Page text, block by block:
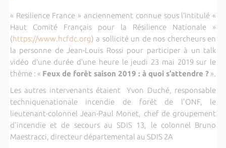
« Resilience France » anciennement connue sous l’intitulé «
Haut Comité Français pour la Résilience Nationale »
(https://www.hcfdc.org) a sollicité un de nos chercheurs en
la personne de Jean-Louis Rossi pour participer à un talk
vidéo d’une durée d’une heure le jeudi 23 mai 2019 sur le
thème : « Feux de forêt saison 2019 : à quoi s’attendre ?».
Les autres intervenants étaient Yvon Duché, responsable
techniquenationale incendie de forêt de l'ONF, le
lieutenant-colonnel Jean-Paul Monet, chef de groupement
d'incendie et de secours au SDIS 13, le colonnel Bruno
Maestracci, directeur départemental au SDIS 2A